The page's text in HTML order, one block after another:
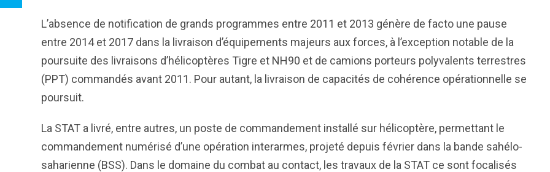
L’absence de notification de grands programmes entre 2011 et 2013 génère de facto une pause
entre 2014 et 2017 dans la livraison d’équipements majeurs aux forces, à l’exception notable de la
poursuite des livraisons d’hélicoptères Tigre et NH90 et de camions porteurs polyvalents terrestres
(PPT) commandés avant 2011. Pour autant, la livraison de capacités de cohérence opérationnelle se
poursuit.
La STAT a livré, entre autres, un poste de commandement installé sur hélicoptère, permettant le
commandement numérisé d’une opération interarmes, projeté depuis février dans la bande sahélo-
saharienne (BSS). Dans le domaine du combat au contact, les travaux de la STAT ce sont focalisés